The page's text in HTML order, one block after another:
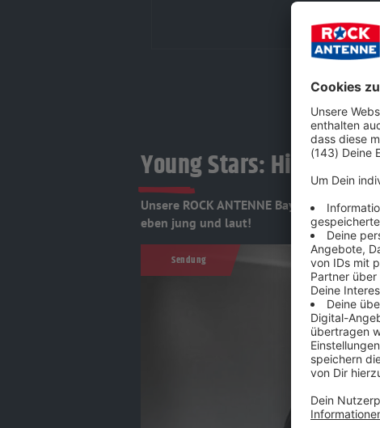
Young Stars: Hier rockt
Unsere ROCK ANTENNE Bayern Young
eben jung und laut!
Sendung